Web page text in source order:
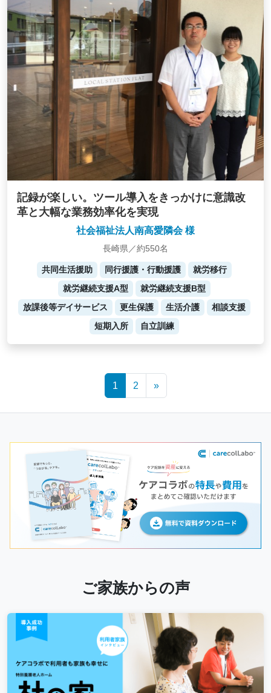
記録が楽しい。ツール導入をきっかけに意識改
革と大幅な業務効率化を実現
社会福祉法人南高愛隣会 様
長崎県／約550名
共同生活援助 同行援護・行動援護
就労移行
就労継続支援A型
就労継続支援B型
放課後等デイサービス
更生保護 生活介護
相談支援
短期入所
自立訓練
1 2 »
ご家族からの声